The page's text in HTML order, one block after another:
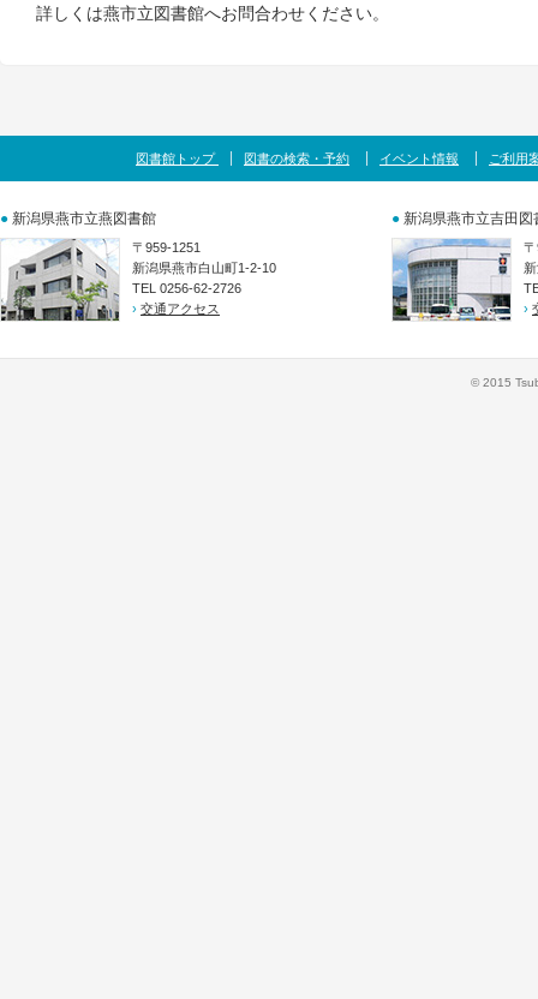
詳しくは燕市立図書館へお問合わせください。
図書館トップ 図書の検索・予約 イベント情報 ご利用
● 新潟県燕市立燕図書館
〒959-1251
新潟県燕市白山町1-2-10
TEL 0256-62-2726
› 交通アクセス
● 新潟県燕市立吉田図
›
© 2015